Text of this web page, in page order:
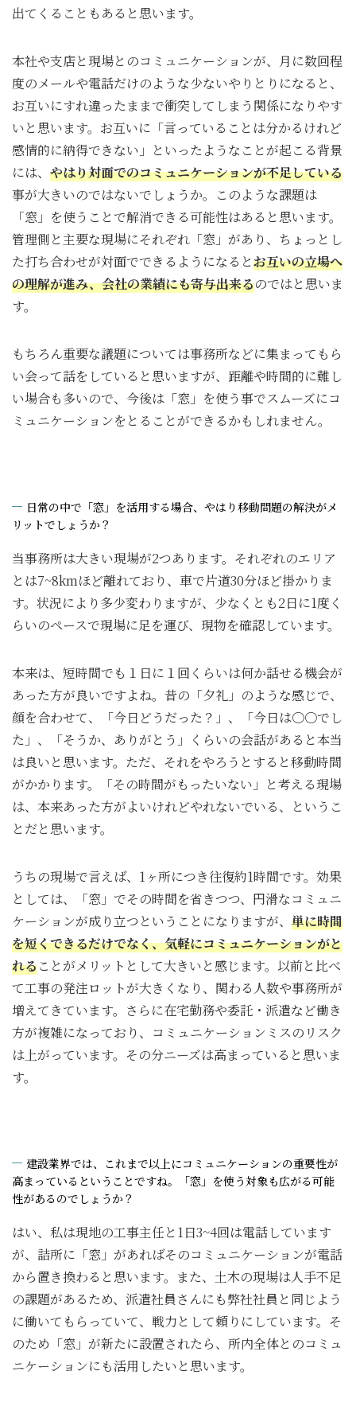
出てくることもあると思います。
本社や支店と現場とのコミュニケーションが、月に数回程
度のメールや電話だけのような少ないやりとりになると、
お互いにすれ違ったままで衝突してしまう関係になりやす
いと思います。お互いに「言っていることは分かるけれど
感情的に納得できない」といったようなことが起こる背景
には、 やはり対面でのコミュニケーションが不足している
事が大きいのではないでしょうか。このような課題は
「窓」を使うことで解消できる可能性はあると思います。
管理側と主要な現場にそれぞれ「窓」があり、ちょっとし
た打ち合わせが対面でできるようになるとお互いの立場へ
の理解が進み、会社の業績にも寄与出来るのではと思いま
す。
もちろん重要な議題については事務所などに集まってもら
い会って話をしていると思いますが、距離や時間的に難し
い場合も多いので、今後は「窓」を使う事でスムーズにコ
ミュニケーションをとることができるかもしれません。
日常の中で「窓」を活用する場合、やはり移動問題の解決がメ
リットでしょうか？
当事務所は大きい現場が2つあります。それぞれのエリア
とは7~8kmほど離れており、車で片道30分ほど掛かりま
す。状況により多少変わりますが、少なくとも2日に1度く
らいのペースで現場に足を運び、現物を確認しています。
本来は、短時間でも１日に１回くらいは何か話せる機会が
あった方が良いですよね。昔の「夕礼」のような感じで、
顔を合わせて、「今日どうだった？」、「今日は〇〇でし
た」、「そうか、ありがとう」くらいの会話があると本当
は良いと思います。ただ、それをやろうとすると移動時間
がかかります。「その時間がもったいない」と考える現場
は、本来あった方がよいけれどやれないでいる、というこ
とだと思います。
うちの現場で言えば、1ヶ所につき往復約1時間です。効果
としては、「窓」でその時間を省きつつ、円滑なコミュニ
ケーションが成り立つということになりますが、 単に時間
を短くできるだけでなく、気軽にコミュニケーションがと
れることがメリットとして大きいと感じます。以前と比べ
て工事の発注ロットが大きくなり、関わる人数や事務所が
増えてきています。さらに在宅勤務や委託・派遣など働き
方が複雑になっており、コミュニケーションミスのリスク
は上がっています。その分ニーズは高まっていると思いま
す。
建設業界では、これまで以上にコミュニケーションの重要性が
高まっているということですね。「窓」を使う対象も広がる可能
性があるのでしょうか？
はい、私は現地の工事主任と1日3~4回は電話しています
が、詰所に「窓」があればそのコミュニケーションが電話
から置き換わると思います。また、土木の現場は人手不足
の課題があるため、派遣社員さんにも弊社社員と同じよう
に働いてもらっていて、戦力として頼りにしています。そ
のため「窓」が新たに設置されたら、所内全体とのコミュ
ニケーションにも活用したいと思います。